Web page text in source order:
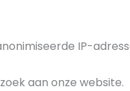
IP-
aan onze website.